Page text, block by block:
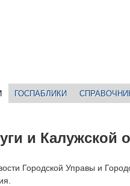
ГОСПАБЛИКИ
и Калужской
Городской Управы и